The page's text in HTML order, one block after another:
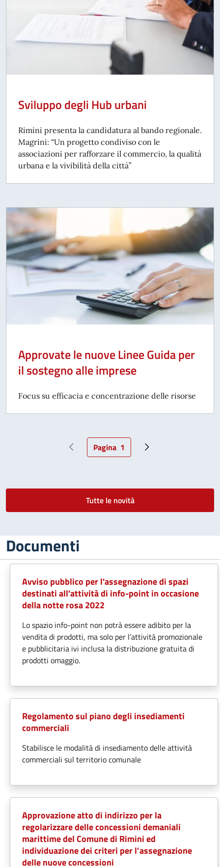
Sviluppo degli Hub urbani
Rimini presenta la candidatura al bando regionale.
Magrini: “Un progetto condiviso con le
associazioni per rafforzare il commercio, la qualità
urbana e la vivibilità della città”
Approvate le nuove Linee Guida per
il sostegno alle imprese
Focus su efficacia e concentrazione delle risorse
Pagina precedente
Pagina attuale
Pagina 1 Pagina successiva
Tutte le novità
Documenti
Avviso pubblico per l'assegnazione di spazi
destinati all'attività di info-point in occasione
della notte rosa 2022
Lo spazio info-point non potrà essere adibito per la
vendita di prodotti, ma solo per l’attività promozionale
e pubblicitaria ivi inclusa la distribuzione gratuita di
prodotti omaggio.
Regolamento sul piano degli insediamenti
commerciali
Stabilisce le modalità di insediamento delle attività
commerciali sul territorio comunale
Approvazione atto di indirizzo per la
regolarizzare delle concessioni demaniali
marittime del Comune di Rimini ed
individuazione dei criteri per l’assegnazione
delle nuove concessioni